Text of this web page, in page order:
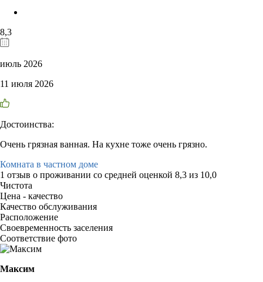
8,3
июль 2026
11 июля 2026
Достоинства:
Очень грязная ванная. На кухне тоже очень грязно.
Комната в частном доме
1 отзыв о проживании со средней оценкой 8,3 из 10,0
Чистота
Цена - качество
Качество обслуживания
Расположение
Своевременность заселения
Соответствие фото
Максим